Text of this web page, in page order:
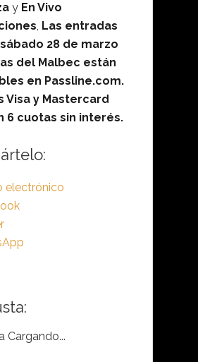
y En Vivo
, Las entradas
28 de marzo
del Malbec están
en Passline.com.
Visa y Mastercard
6 cuotas sin interés.
electrónico
Cargando...